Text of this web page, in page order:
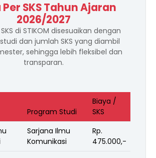
SKS Tahun Ajaran
2026/2027
di STIKOM disesuaikan dengan
dan jumlah SKS yang diambil
sehingga lebih fleksibel dan
transparan.
Program Studi
Biaya /
SKS
Sarjana Ilmu
Komunikasi
Rp.
475.000,-